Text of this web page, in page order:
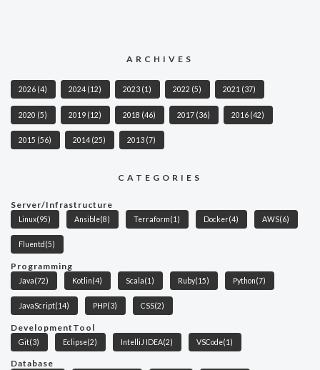
ARCHIVES
2026 (4) 2024 (12) 2023 (1) 2022 (5) 2021 (37)
2020 (5) 2019 (12) 2018 (46) 2017 (36) 2016 (42)
2015 (56) 2014 (25) 2013 (7)
CATEGORIES
Server/Infrastructure
Linux(95) Ansible(8) Terraform(1) Docker(4) AWS(6)
Fluentd (5)
Programming
Java(72) Kotlin(4) Scala(1) Ruby(15) Python(7)
JavaScript(14) PHP(3) CSS(2)
DevelopmentTool
Git(3) Eclipse(2) IntelliJ IDEA(2) VSCode(1)
Database